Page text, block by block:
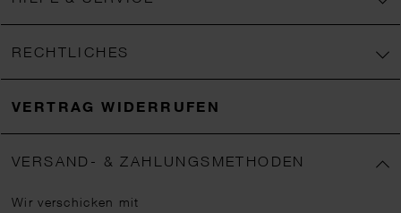
RECHTLICHES
VERTRAG WIDERRUFEN
VERSAND- & ZAHLUNGSMETHODEN
Wir verschicken mit